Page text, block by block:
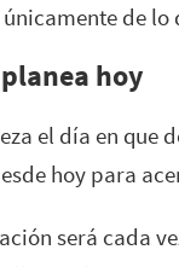
de
hoy
el día en que
hoy para
será cada